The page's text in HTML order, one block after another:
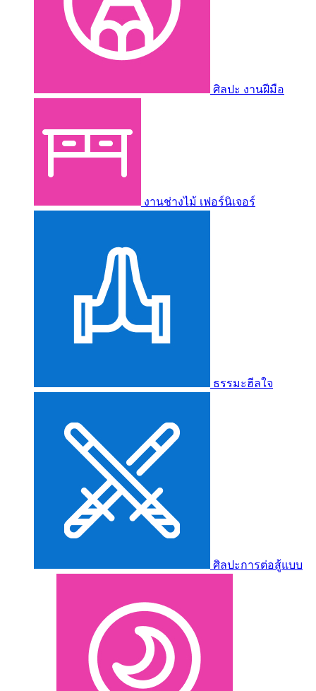
ศิลปะ งานฝีมือ
งานช่างไม้ เฟอร์นิเจอร์
ธรรมะฮีลใจ
ศิลปะการต่อสู้แบบ